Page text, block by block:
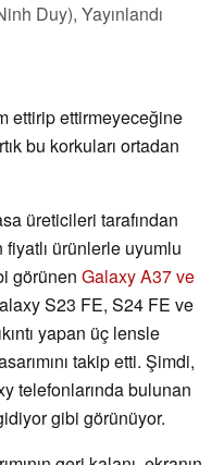
Duy), Yayınlandı
ettirip ettirmeyeceğine
bu korkuları ortadan
üreticileri tarafından
ürünlerle uyumlu
görünen Galaxy A37 ve
S23 FE, S24 FE ve
yapan üç lensle
takip etti. Şimdi,
telefonlarında bulunan
gibi görünüyor.